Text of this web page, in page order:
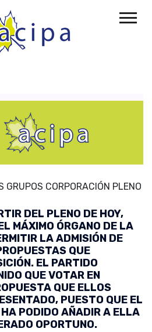
GRUPOS CORPORACIÓN PLENO
DEL PLENO DE HOY,
MÁXIMO ÓRGANO DE LA
LA ADMISIÓN DE
QUE
EL PARTIDO
QUE VOTAR EN
QUE ELLOS
PUESTO QUE EL
PODIDO AÑADIR A ELLA
OPORTUNO.